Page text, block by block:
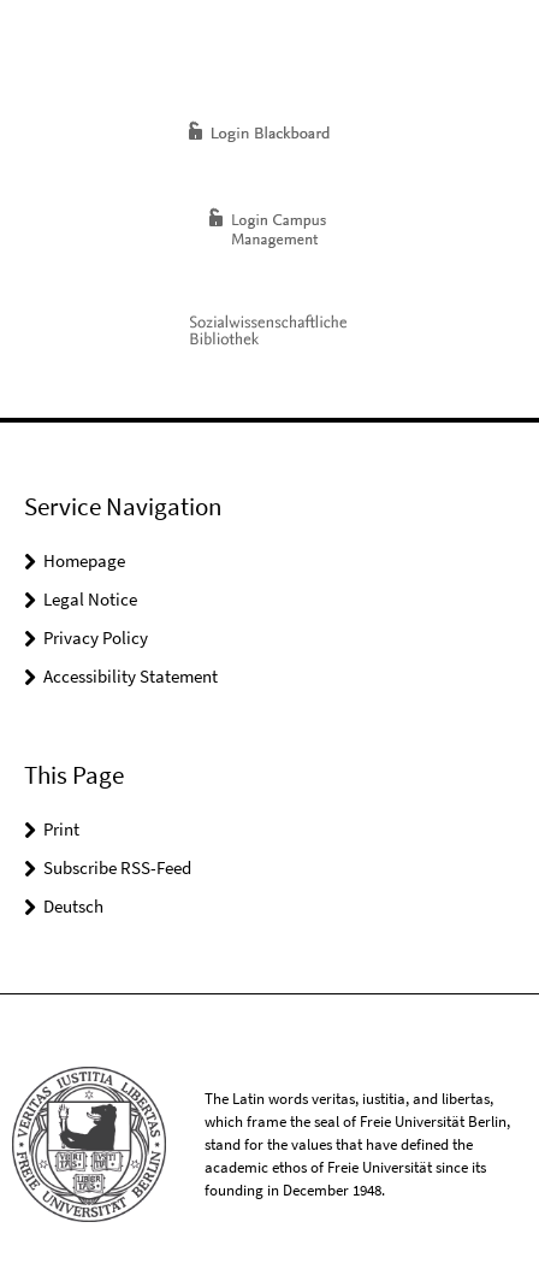
Service Navigation
Homepage
Legal Notice
Privacy Policy
Accessibility Statement
This Page
Print
Subscribe RSS-Feed
Deutsch
The Latin words veritas, iustitia, and libertas,
which frame the seal of Freie Universität Berlin,
stand for the values that have defined the
academic ethos of Freie Universität since its
founding in December 1948.